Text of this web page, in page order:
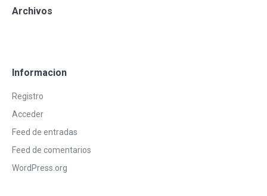
Archivos
Informacion
Registro
Acceder
Feed de entradas
Feed de comentarios
WordPress.org